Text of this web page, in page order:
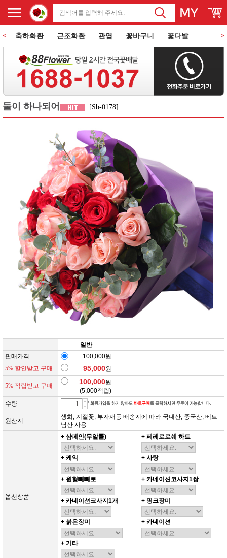
< 축하화환 근조화환 관엽 꽃바구니 꽃다발
동양란 서양란 과일바구니 꽃과 케익 쌀화환
>
둘이 하나되어 [Sb-0178]
일반
판매가격
100,000원
5% 할인받고 구매
95,000원
5% 적립받고 구매 100,000원
(5,000적립)
수량
* 회원가입을 하지 않아도 바로구매를 클릭하시면 주문이 가능합니다.
원산지
생화, 계절꽃, 부자재등 배송지에 따라 국내산, 중국산, 베트
남산 사용
옵션상품
+ 샴페인(무알콜) + 페레로로쉐 하트
+ 케익 + 사탕
+ 원형빼빼로 + 카네이션코사지1쌍
+ 카네이션코사지1개 + 핑크장미
+ 붉은장미 + 카네이션
+ 기타